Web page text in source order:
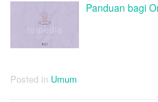
Panduan bagi
Posted in Umum